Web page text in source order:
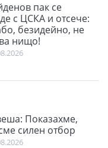
пак се
с ЦСКА и отсече:
безидейно, не
нищо!
Показахме,
силен отбор